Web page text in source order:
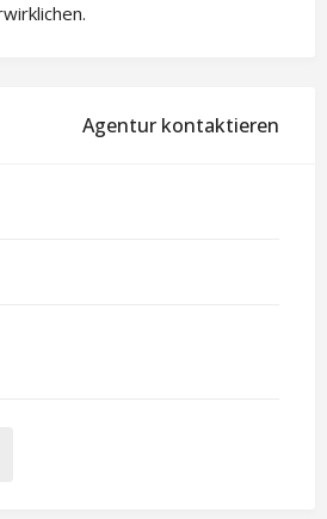
Agentur kontaktieren